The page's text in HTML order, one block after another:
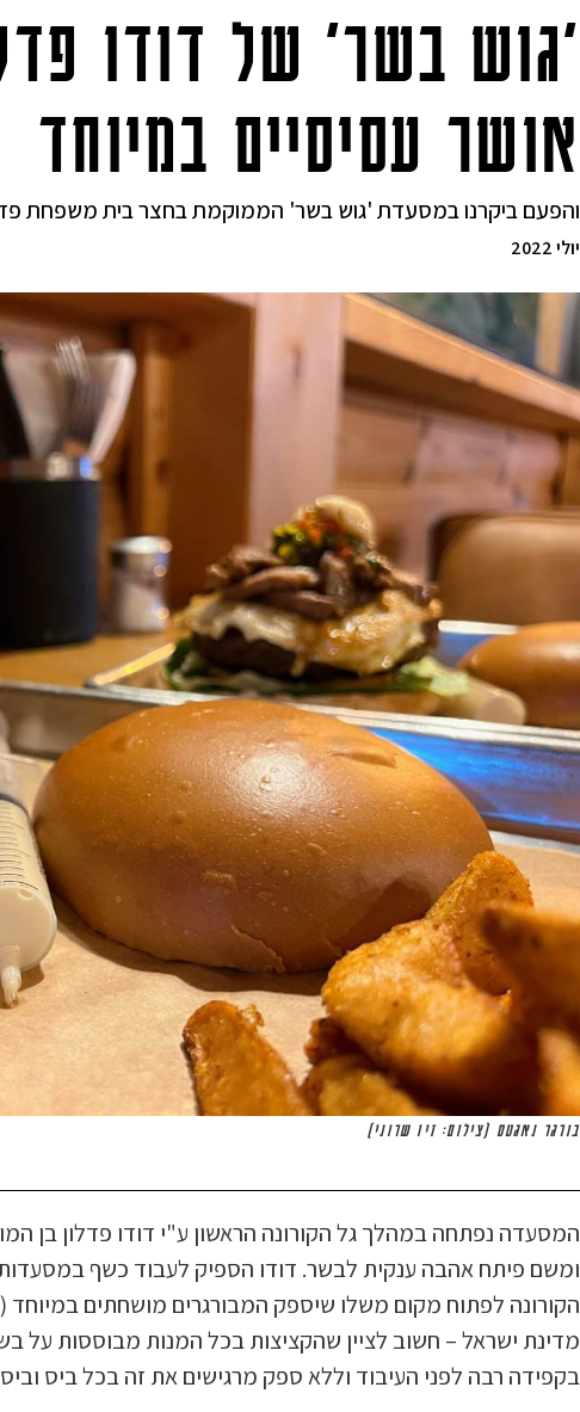
'גוש בשר' של דודו
אושר עסיסיים במיוחד
והפעם ביקרנו במסעדת 'גוש בשר' הממוקמת בחצר בית משפחת
יולי 2022
בורגר נאגטס (צילום: זיו שרוני)
ומשם פיתח אהבה ענקית לבשר. דודו הספיק לעבוד כשף
הקורונה לפתוח מקום משלו שיספק המבורגרים מושחתים
מדינת ישראל – חשוב לציין שהקציצות בכל המנות מבוססות על
בקפידה רבה לפני העיבוד וללא ספק מרגישים את זה בכל ביס